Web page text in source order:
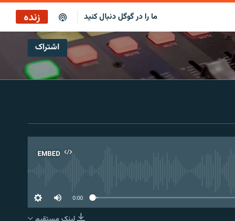
ما را در گوگل دنبال کنید زنده
کافه فردا
پخش رادیویی
اشتراک
EMBED
0:00